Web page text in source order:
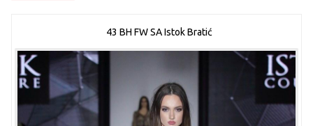
43 BH FW SA Istok Bratić